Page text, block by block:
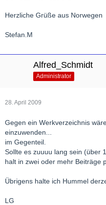
Herzliche Grüße aus Norwegen
Stefan.M
Alfred_Schmidt
Administrator
28. April 2009
Gegen ein Werkverzeichnis
einzuwenden...
im Gegenteil.
Sollte es zuuuu lang sein (über
halt in zwei oder mehr Beiträge
Übrigens halte ich Hummel
LG